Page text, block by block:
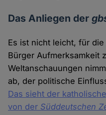
Das Anliegen der
Es ist nicht leicht, für
Bürger Aufmerksamkeit
Weltanschauungen
ab, der politische
Das sieht der
von der Süddeutschen